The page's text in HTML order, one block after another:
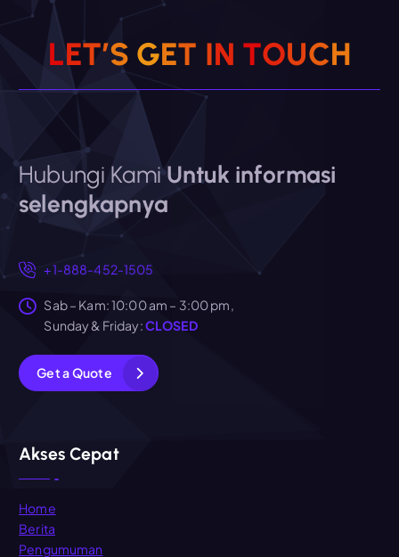
LET’S GET IN TOUCH
Hubungi KamiUntuk informasi
selengkapnya
+1-888-452-1505
Sab – Kam: 10:00 am – 3:00 pm,
Sunday & Friday:CLOSED
GetaQuote
Akses Cepat
Home
Berita
Pengumuman